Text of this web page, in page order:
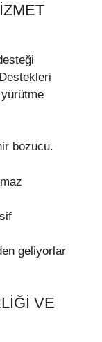
bozucu.
geliyorlar
VE